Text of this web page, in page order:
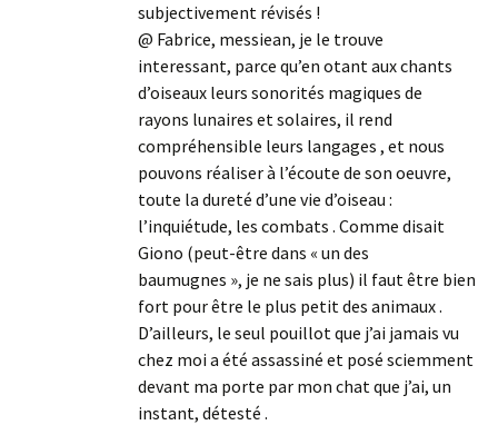
subjectivement révisés !
@ Fabrice, messiean, je le trouve
interessant, parce qu’en otant aux chants
d’oiseaux leurs sonorités magiques de
rayons lunaires et solaires, il rend
compréhensible leurs langages , et nous
pouvons réaliser à l’écoute de son oeuvre,
toute la dureté d’une vie d’oiseau :
l’inquiétude, les combats . Comme disait
Giono (peut-être dans « un des
baumugnes », je ne sais plus) il faut être bien
fort pour être le plus petit des animaux .
D’ailleurs, le seul pouillot que j’ai jamais vu
chez moi a été assassiné et posé sciemment
devant ma porte par mon chat que j’ai, un
instant, détesté .